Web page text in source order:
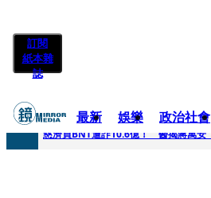
訂閱
紙本雜
誌
最新 娛樂 政治社會
快訊